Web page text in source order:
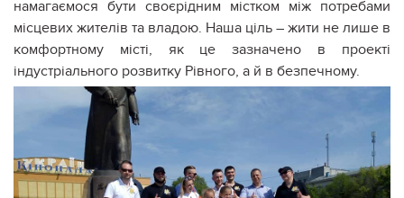
намагаємося бути своєрідним містком між потребами
місцевих жителів та владою. Наша ціль – жити не лише в
комфортному місті, як це зазначено в проекті
індустріального розвитку Рівного, а й в безпечному.